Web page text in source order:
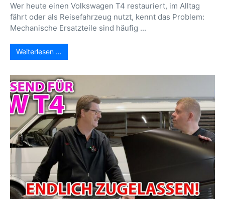
Wer heute einen Volkswagen T4 restauriert, im Alltag
fährt oder als Reisefahrzeug nutzt, kennt das Problem:
Mechanische Ersatzteile sind häufig ...
Weiterlesen …